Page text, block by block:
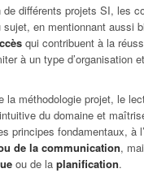
différents projets SI, les
en mentionnant aussi
qui contribuent à la
à un type d’organisation
méthodologie projet, le
du domaine et
principes fondamentaux, à
de la communication,
ou de la planification.